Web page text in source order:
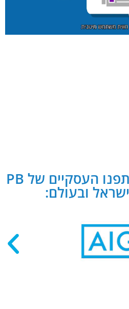
מקצת מ-300 שותפנו העסקיים של PB